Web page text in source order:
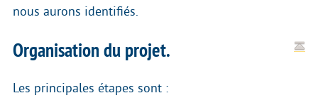
nous aurons identifiés.
Organisation du projet.
Les principales étapes sont :